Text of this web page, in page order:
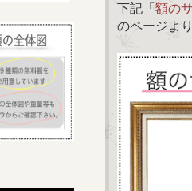
下記「額の
のページよ